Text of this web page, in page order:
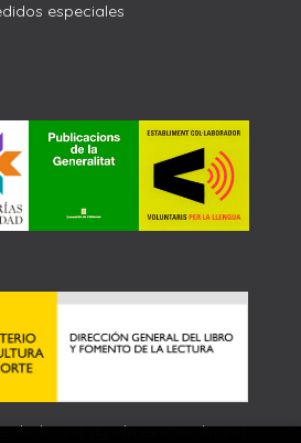
especiales
una ayuda extraordinaria